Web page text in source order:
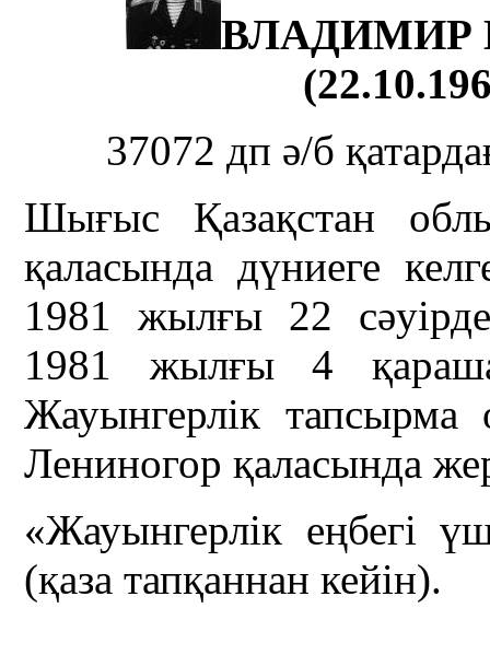
ВЛАДИМИР
37072 дп ә/б
Шығыс Қазақстан
қаласында дүниеге
1981 жылғы 22
1981 жылғы 4
Жауынгерлік тапсырма
Лениногор қаласында
«Жауынгерлік еңбегі
(қаза тапқаннан кейін).